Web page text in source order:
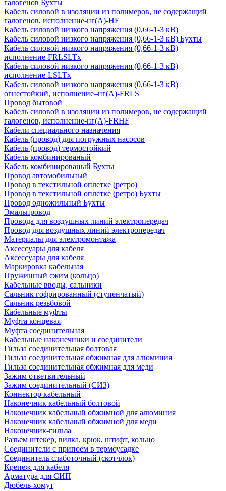
галогенов Бухты
Кабель силовой в изоляции из полимеров, не содержащий
галогенов, исполнение-нг(А)-HF
Кабель силовой низкого напряжения (0,66-1-3 кВ)
Кабель силовой низкого напряжения (0,66-1-3 кВ) Бухты
Кабель силовой низкого напряжения (0,66-1-3 кВ)
исполнение-FRLSLTx
Кабель силовой низкого напряжения (0,66-1-3 кВ)
исполнение-LSLTx
Кабель силовой низкого напряжения (0,66-1-3 кВ)
огнестойкий, исполнение–нг(А)-FRLS
Провод бытовой
Кабель силовой в изоляции из полимеров, не содержащий
галогенов, исполнение-нг(А)-FRHF
Кабели специального назначения
Кабель (провод) для погружных насосов
Кабель (провод) термостойкий
Кабель комбинированый
Кабель комбинированый Бухты
Провод автомобильный
Провод в текстильной оплетке (ретро)
Провод в текстильной оплетке (ретро) Бухты
Провод одножильный Бухты
Эмальпровод
Провода для воздушных линий электропередач
Провод для воздушных линий электропередач
Материалы для электромонтажа
Аксессуары для кабеля
Аксессуары для кабеля
Маркировка кабельная
Пружинный сжим (кольцо)
Кабельные вводы, сальники
Сальник гофрированный (ступенчатый)
Сальник резьбовой
Кабельные муфты
Муфта концевая
Муфта соединительная
Кабельные наконечники и соединители
Гильза соединительная болтовая
Гильза соединительная обжимная для алюминия
Гильза соединительная обжимная для меди
Зажим ответвительный
Зажим соединительный (СИЗ)
Коннектор кабельный
Наконечник кабельный болтовой
Наконечник кабельный обжимной для алюминия
Наконечник кабельный обжимной для меди
Наконечник-гильза
Разъем штекер, вилка, крюк, штифт, кольцо
Соединители с припоем в термоусадке
Соединитель слаботочный (скотчлок)
Крепеж для кабеля
Арматура для СИП
Дюбель-хомут